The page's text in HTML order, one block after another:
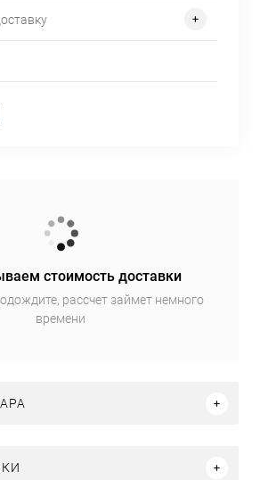
стоимость доставки
рассчет займет немного
времени